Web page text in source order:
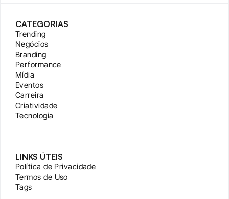
CATEGORIAS
Trending
Negócios
Branding
Performance
Mídia
Eventos
Carreira
Criatividade
Tecnologia
LINKS ÚTEIS
Política de Privacidade
Termos de Uso
Tags